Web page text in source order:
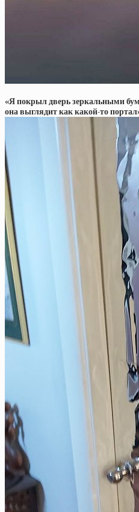
«Я покрыл дверь зеркальными
она выглядит как какой-то